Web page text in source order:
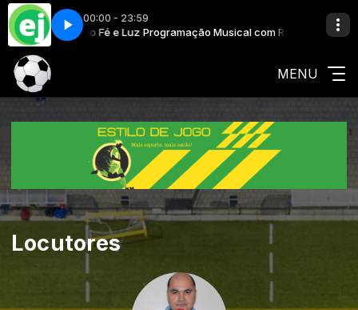
00:00 - 23:59
com Rádio Fé e Luz Programação Musical com Rádio Fé e Luz
- Evil Heroes Neverkid (Charlie Copper) - Evil Heroes
MENU
Locutores